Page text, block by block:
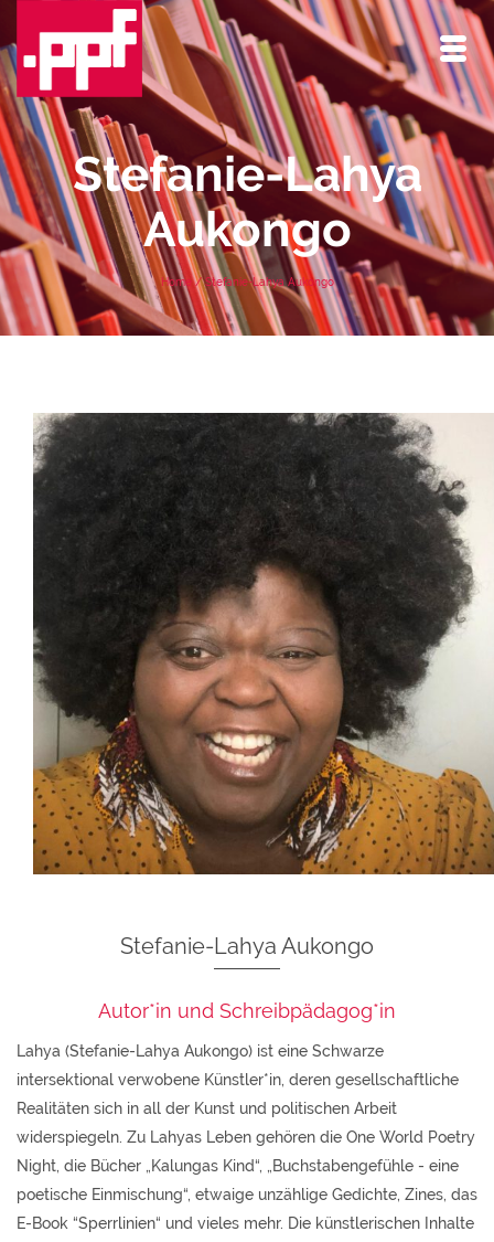
Stefanie-Lahya
Aukongo
Home / Stefanie-Lahya Aukongo
Stefanie-Lahya Aukongo
Autor*in und Schreibpädagog*in
Lahya (Stefanie-Lahya Aukongo) ist eine Schwarze
intersektional verwobene Künstler*in, deren gesellschaftliche
Realitäten sich in all der Kunst und politischen Arbeit
widerspiegeln. Zu Lahyas Leben gehören die One World Poetry
Night, die Bücher „Kalungas Kind“, „Buchstabengefühle - eine
poetische Einmischung“, etwaige unzählige Gedichte, Zines, das
E-Book “Sperrlinien“ und vieles mehr. Die künstlerischen Inhalte